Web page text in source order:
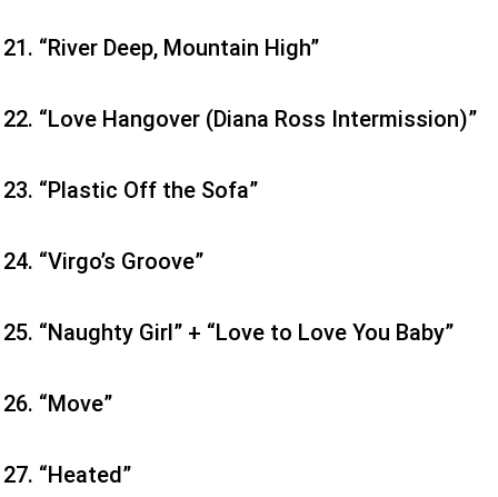
“River Deep, Mountain High”
“Love Hangover (Diana Ross Intermission)”
“Plastic Off the Sofa”
“Virgo’s Groove”
“Naughty Girl” + “Love to Love You Baby”
“Move”
“Heated”